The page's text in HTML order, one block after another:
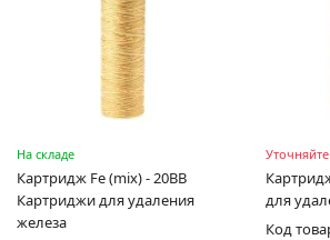
На складе
Картридж Fe (mix) - 20BB
Картриджи для удаления
железа
для
Код